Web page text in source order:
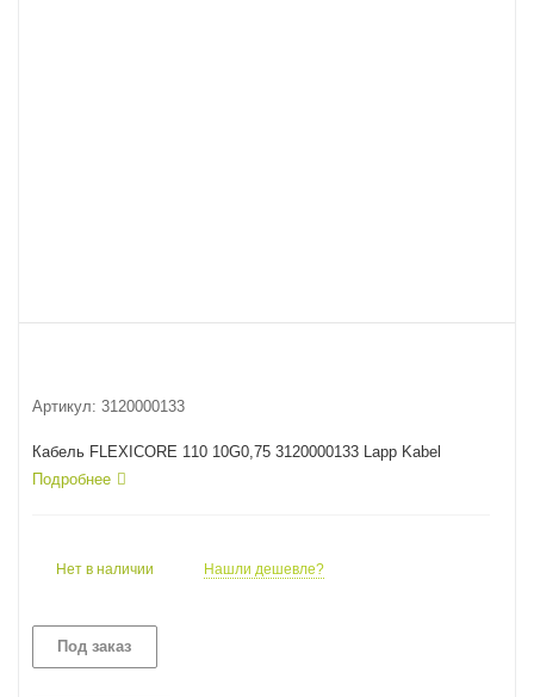
Артикул: 3120000133
Кабель FLEXICORE 110 10G0,75 3120000133 Lapp Kabel
Подробнее
Нет в наличии Нашли дешевле?
Под заказ